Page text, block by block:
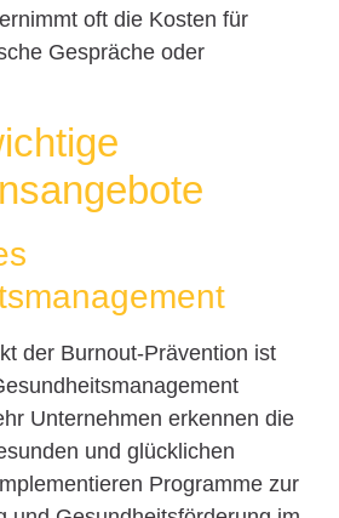
oft die Kosten für
Gespräche oder
der Burnout-Prävention ist
Unternehmen erkennen die
und glücklichen
Programme zur